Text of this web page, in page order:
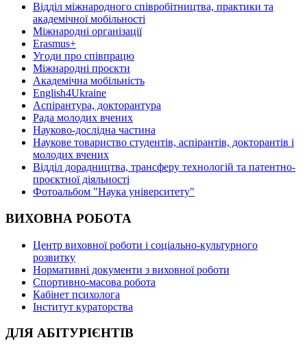
Відділ міжнародного співробітництва, практики та
академічної мобільності
Міжнародні організації
Erasmus+
Угоди про співпрацю
Міжнародні проєкти
Академічна мобільність
English4Ukraine
Аспірантура, докторантура
Рада молодих вчених
Науково-дослідна частина
Наукове товариство студентів, аспірантів, докторантів і
молодих вчених
Відділ дорадництва, трансферу технологій та патентно-
проєктної діяльності
Фотоальбом "Наука університету"
ВИХОВНА РОБОТА
Центр виховної роботи і соціально-культурного
розвитку
Нормативні документи з виховної роботи
Спортивно-масова робота
Кабінет психолога
Інститут кураторства
ДЛЯ АБІТУРІЄНТІВ